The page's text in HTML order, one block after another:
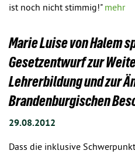
ist noch nicht stimmig!" mehr
Marie Luise von Halem
Gesetzentwurf zur
Lehrerbildung und zur
Brandenburgischen
29.08.2012
Dass die inklusive